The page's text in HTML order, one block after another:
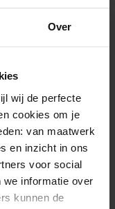
Over
wij de perfecte
cookies om je
van maatwerk
en inzicht in ons
voor social
we informatie over
kunnen de